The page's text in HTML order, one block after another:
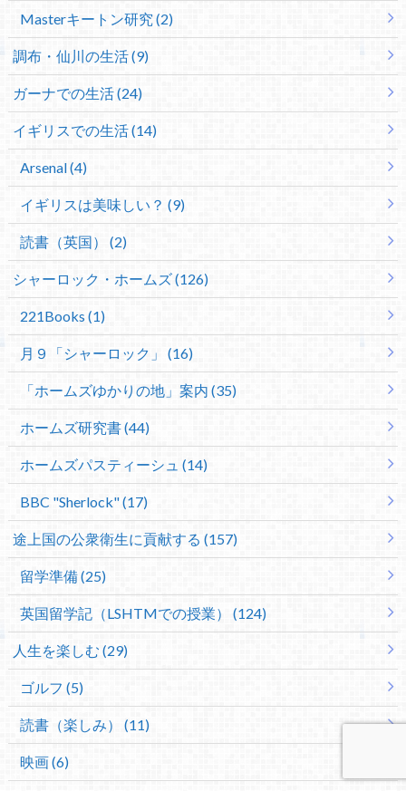
Masterキートン研究 (2)
調布・仙川の生活 (9)
ガーナでの生活 (24)
イギリスでの生活 (14)
Arsenal (4)
イギリスは美味しい？ (9)
読書（英国） (2)
シャーロック・ホームズ (126)
221Books (1)
月９「シャーロック」 (16)
「ホームズゆかりの地」案内 (35)
ホームズ研究書 (44)
ホームズパスティーシュ (14)
BBC "Sherlock" (17)
途上国の公衆衛生に貢献する (157)
留学準備 (25)
英国留学記（LSHTMでの授業） (124)
人生を楽しむ (29)
ゴルフ (5)
読書（楽しみ） (11)
映画 (6)